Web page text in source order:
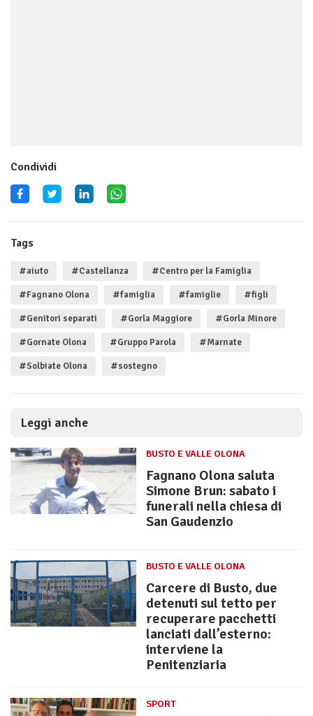
Condividi
Tags
#aiuto #Castellanza #Centro per la Famiglia
#Fagnano Olona #famiglia #famiglie #figli
#Genitori separati #Gorla Maggiore #Gorla Minore
#Gornate Olona #Gruppo Parola #Marnate
#Solbiate Olona #sostegno
Leggi anche
BUSTO E VALLE OLONA
Fagnano Olona saluta
Simone Brun: sabato i
funerali nella chiesa di
San Gaudenzio
BUSTO E VALLE OLONA
Carcere di Busto, due
detenuti sul tetto per
recuperare pacchetti
lanciati dall’esterno:
interviene la
Penitenziaria
SPORT